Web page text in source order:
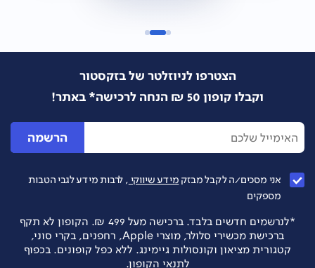
הצטרפו לניוזלטר של בזקסטור
וקבלו קופון 50 ₪ הנחה לרכישה* באתר!
הרשמה
אני מסכים/ה לקבל מבזק מידע שיווקי , לרבות מידע לגבי הטבות
מספקים
*לנרשמים חדשים בלבד. ברכישה מעל 499 ₪. הקופון לא תקף
ברכישת מכשירי סלולר, מוצרי Apple, רחפנים, בקרי סוני,
קטגורית מציאון וקונסולות גיימינג. ללא כפל קופונים. בכפוף
לתנאי הקופון.